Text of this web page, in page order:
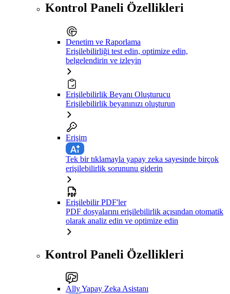
Kontrol Paneli Özellikleri
Denetim ve Raporlama
Erişilebilirliği test edin, optimize edin,
belgelendirin ve izleyin
Erişilebilirlik Beyanı Oluşturucu
Erişilebilirlik beyanınızı oluşturun
Erişim
Tek bir tıklamayla yapay zeka sayesinde birçok
erişilebilirlik sorununu giderin
Erişilebilir PDF'ler
PDF dosyalarını erişilebilirlik açısından otomatik
olarak analiz edin ve optimize edin
Kontrol Paneli Özellikleri
Ally Yapay Zeka Asistanı